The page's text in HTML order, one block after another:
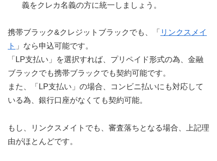
義をクレカ名義の方に統一しましょう。
携帯ブラック&クレジットブラックでも、「 リンクスメイ
ト 」なら申込可能です。
「LP支払い」を選択すれば、プリペイド形式の為、金融
ブラックでも携帯ブラックでも契約可能です。
また、「LP支払い」の場合、コンビニ払いにも対応して
いる為、銀行口座がなくても契約可能。
もし、リンクスメイトでも、審査落ちとなる場合、上記理
由がほとんどです。